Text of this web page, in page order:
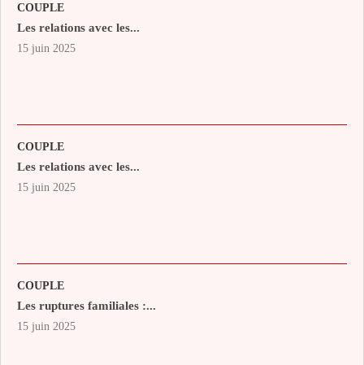
COUPLE
Les relations avec les...
15 juin 2025
COUPLE
Les relations avec les...
15 juin 2025
COUPLE
Les ruptures familiales :...
15 juin 2025